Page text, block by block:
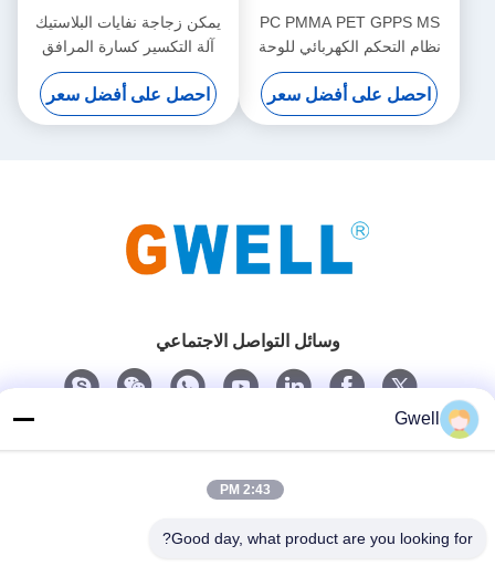
PC PMMA PET GPPS MS
نظام التحكم الكهربائي للوحة
الصفائح البلاستيكية
احصل على أفضل سعر
يمكن زجاجة نفايات البلاستيك
آلة التكسير كسارة المرافق
المساعدة
احصل على أفضل سعر
وسائل التواصل الاجتماعي
Gwell
2:43 PM
Good day, what product are you looking for?